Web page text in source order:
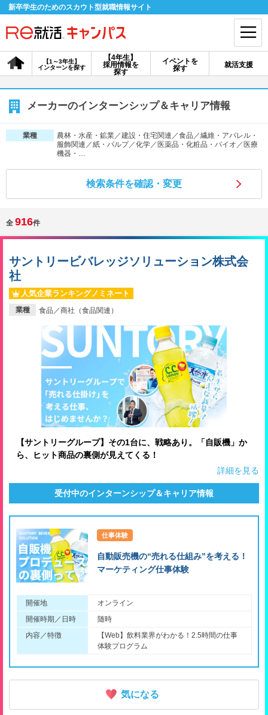
新卒学生のためのスカウト型就職情報サイト
【4年生】
採用情報を
探す
【1～3年生】
インターンを探す
イベントを
探す
就活支援
会員登録 ログイン
会員ID・パスワードを忘れた方はこちら
探す
【4年生】
【4年生】
説明会を探す
【1～3年生】
イベントを探す
就活ノウハウ・サポート
就活支援
就活ノウハウが満載！
適職診断
あなたに合う仕事を診断！
就活チャンネル
動画で対策講座をチェック
就活ニュースペーパー
就活時事ニュースを更新
よくある質問
不明点があればこちら
メーカーのインターンシップ＆キャリア情報
業種
農林・水産・鉱業／建設・住宅関連／食品／繊維・アパレル・
服飾関連／紙・パルプ／化学／医薬品・化粧品・バイオ／医療
機器・…
検索条件を確認・変更
全 916件
業種 食品／商社（食品関連）
サントリービバレッジソリューション株式会
社
人気企業ランキングノミネート
【サントリーグループ】その1台に、戦略あり。「自販機」か
ら、ヒット商品の裏側が見えてくる！
詳細を見る
受付中のインターンシップ＆キャリア情報
仕事体験
自動販売機の“売れる仕組み”を考える！
マーケティング仕事体験
開催地
オンライン
開催時期／日時
随時
内容／特徴
【Web】飲料業界がわかる！2.5時間の仕事
体験プログラム
気になる